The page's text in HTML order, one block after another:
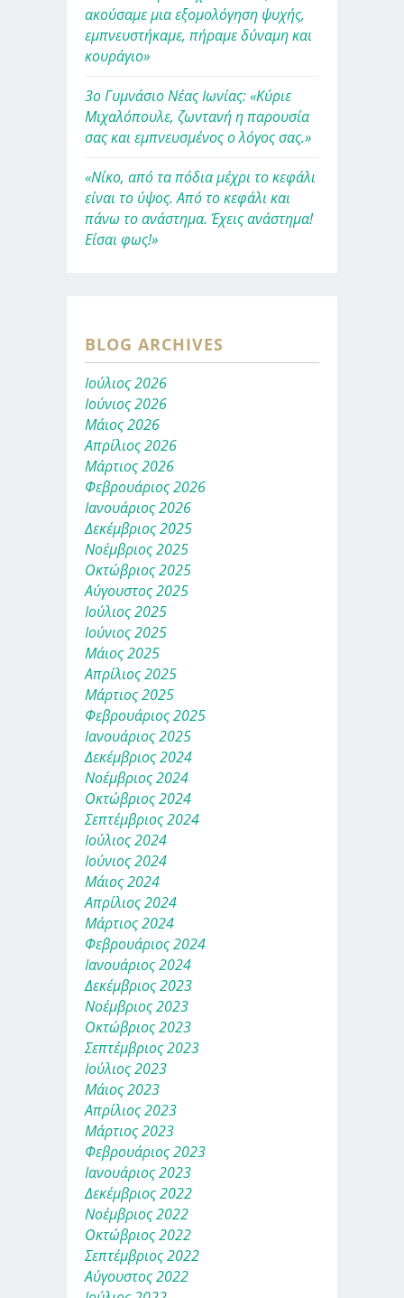
ακούσαμε μια εξομολόγηση ψυχής,
εμπνευστήκαμε, πήραμε δύναμη και
κουράγιο»
3ο Γυμνάσιο Νέας Ιωνίας: «Κύριε
Μιχαλόπουλε, ζωντανή η παρουσία
σας και εμπνευσμένος ο λόγος σας.»
«Νίκο, από τα πόδια μέχρι το κεφάλι
είναι το ύψος. Από το κεφάλι και
πάνω το ανάστημα. Έχεις ανάστημα!
Είσαι φως!»
BLOG ARCHIVES
Ιούλιος 2026
Ιούνιος 2026
Μάιος 2026
Απρίλιος 2026
Μάρτιος 2026
Φεβρουάριος 2026
Ιανουάριος 2026
Δεκέμβριος 2025
Νοέμβριος 2025
Οκτώβριος 2025
Αύγουστος 2025
Ιούλιος 2025
Ιούνιος 2025
Μάιος 2025
Απρίλιος 2025
Μάρτιος 2025
Φεβρουάριος 2025
Ιανουάριος 2025
Δεκέμβριος 2024
Νοέμβριος 2024
Οκτώβριος 2024
Σεπτέμβριος 2024
Ιούλιος 2024
Ιούνιος 2024
Μάιος 2024
Απρίλιος 2024
Μάρτιος 2024
Φεβρουάριος 2024
Ιανουάριος 2024
Δεκέμβριος 2023
Νοέμβριος 2023
Οκτώβριος 2023
Σεπτέμβριος 2023
Ιούλιος 2023
Μάιος 2023
Απρίλιος 2023
Μάρτιος 2023
Φεβρουάριος 2023
Ιανουάριος 2023
Δεκέμβριος 2022
Νοέμβριος 2022
Οκτώβριος 2022
Σεπτέμβριος 2022
Αύγουστος 2022